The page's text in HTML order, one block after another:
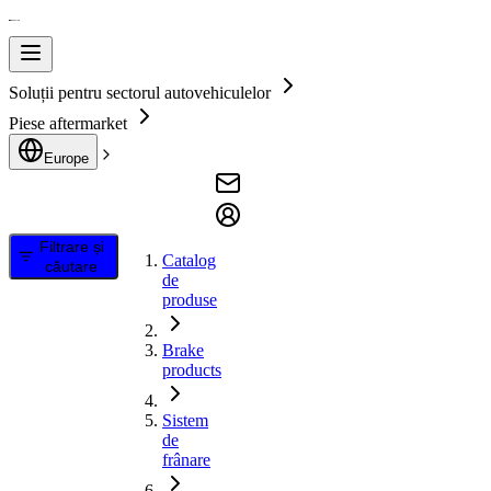
Soluții pentru sectorul autovehiculelor
Piese aftermarket
Europe
Filtrare și
căutare
Catalog
de
produse
Brake
products
Sistem
de
frânare